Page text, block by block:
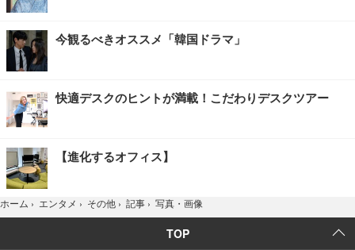
今観るべきオススメ「韓国ドラマ」
快適デスクのヒントが満載！こだわりデスクツアー
【進化するオフィス】
ホーム › エンタメ › その他 › 記事 › 写真・画像
TOP